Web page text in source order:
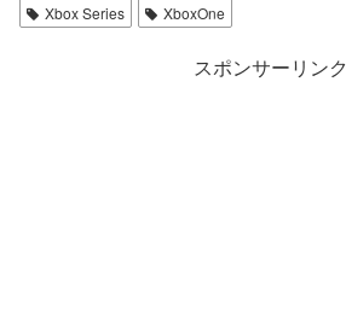
Xbox Series
XboxOne
スポンサーリンク